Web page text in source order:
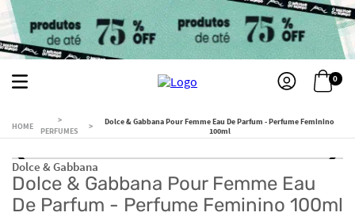
0
PERFUMES
Dolce & Gabbana Pour Femme Eau De Parfum - Perfume Feminino
100ml
Dolce & Gabbana
Dolce & Gabbana Pour Femme Eau
De Parfum - Perfume Feminino 100ml